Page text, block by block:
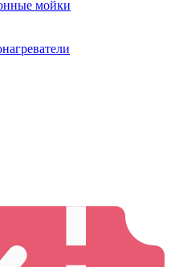
мойки